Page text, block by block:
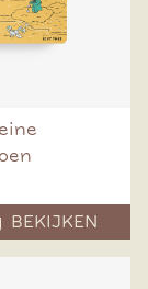
BEKIJKEN